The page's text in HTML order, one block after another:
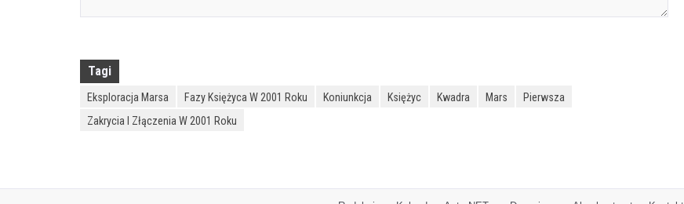
Tagi
Eksploracja Marsa Fazy Księżyca W 2001 Roku Koniunkcja Księżyc Kwadra Mars
Pierwsza
Zakrycia I Złączenia W 2001 Roku